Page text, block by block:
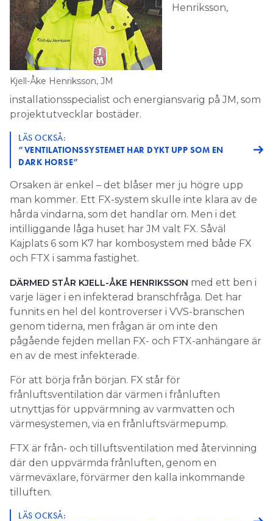
Kjell-Åke Henriksson, JM
Henriksson,
installationsspecialist och energiansvarig på JM, som
projektutvecklar bostäder.
LÄS OCKSÅ:
”VENTILATIONSSYSTEMET HAR DYKT UPP SOM EN
DARK HORSE”
Orsaken är enkel – det blåser mer ju högre upp
man kommer. Ett FX-system skulle inte klara av de
hårda vindarna, som det handlar om. Men i det
intilliggande låga huset har JM valt FX. Såväl
Kajplats 6 som K7 har kombosystem med både FX
och FTX i samma fastighet.
DÄRMED STÅR KJELL-ÅKE HENRIKSSON med ett ben i
varje läger i en infekterad branschfråga. Det har
funnits en hel del kontroverser i VVS-branschen
genom tiderna, men frågan är om inte den
pågående fejden mellan FX- och FTX-anhängare är
en av de mest infekterade.
För att börja från början. FX står för
frånluftsventilation där värmen i frånluften
utnyttjas för uppvärmning av varmvatten och
värmesystemen, via en frånluftsvärmepump.
FTX är från- och tilluftsventilation med återvinning
där den uppvärmda frånluften, genom en
värmeväxlare, förvärmer den kalla inkommande
tilluften.
LÄS OCKSÅ: